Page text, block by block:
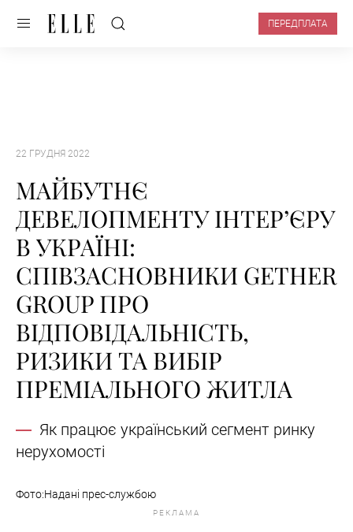
ПЕРЕДПЛАТА
22 ГРУДНЯ 2022
МАЙБУТНЄ
ДЕВЕЛОПМЕНТУ ІНТЕР’ЄРУ
В УКРАЇНІ:
СПІВЗАСНОВНИКИ GETHER
GROUP ПРО
ВІДПОВІДАЛЬНІСТЬ,
РИЗИКИ ТА ВИБІР
ПРЕМІАЛЬНОГО ЖИТЛА
Як працює український сегмент ринку
нерухомості
Фото:Надані прес-службою
РЕКЛАМА